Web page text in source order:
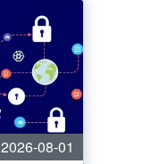
2026-08-01